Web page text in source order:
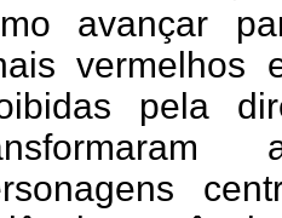
avançar
vermelhos
pela